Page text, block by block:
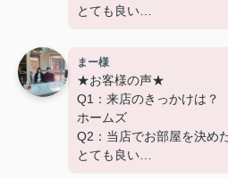
とても良い
---------------------------
この度は弊社でのご契約
た！
アパートマンション館で
でなく、入居後のアフタ
まー様
★お客様の声★
Q1：来店のきっかけは？
ホームズ
Q2：当店でお部屋を決め
とても良い